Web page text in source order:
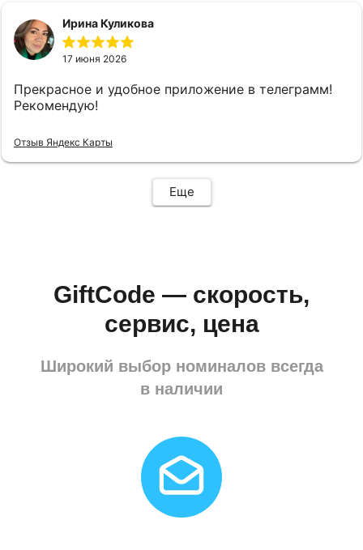
Ирина Куликова
17 июня 2026
Прекрасное и удобное приложение в телеграмм!
Рекомендую!
Отзыв Яндекс Карты
Еще
GiftCode — скорость,
сервис, цена
Широкий выбор номиналов всегда
в наличии